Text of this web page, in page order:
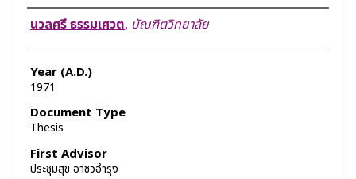
Author
นวลศรี ธรรมเศวต, บัณฑิตวิทยาลัย
Year (A.D.)
1971
Document Type
Thesis
First Advisor
ประชุมสุข อาชวอำรุง